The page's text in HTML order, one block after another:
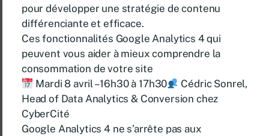
pour développer une stratégie de contenu
différenciante et efficace.
Ces fonctionnalités Google Analytics 4 qui
peuvent vous aider à mieux comprendre la
consommation de votre site
Mardi 8 avril – 16h30 à 17h30
Cédric Sonrel,
Head of Data Analytics & Conversion chez
CyberCité
Google Analytics 4 ne s’arrête pas aux